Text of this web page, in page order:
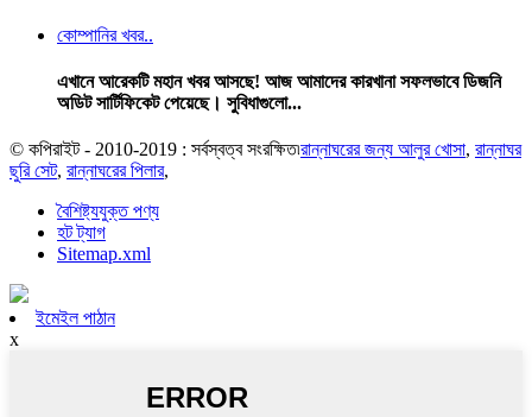
কোম্পানির খবর..
এখানে আরেকটি মহান খবর আসছে! আজ আমাদের কারখানা সফলভাবে ডিজনি
অডিট সার্টিফিকেট পেয়েছে। সুবিধাগুলো...
© কপিরাইট - 2010-2019 : সর্বস্বত্ব সংরক্ষিত৷রান্নাঘরের জন্য আলুর খোসা, রান্নাঘর
ছুরি সেট, রান্নাঘরের পিলার,
বৈশিষ্ট্যযুক্ত পণ্য
হট ট্যাগ
Sitemap.xml
ইমেইল পাঠান
x